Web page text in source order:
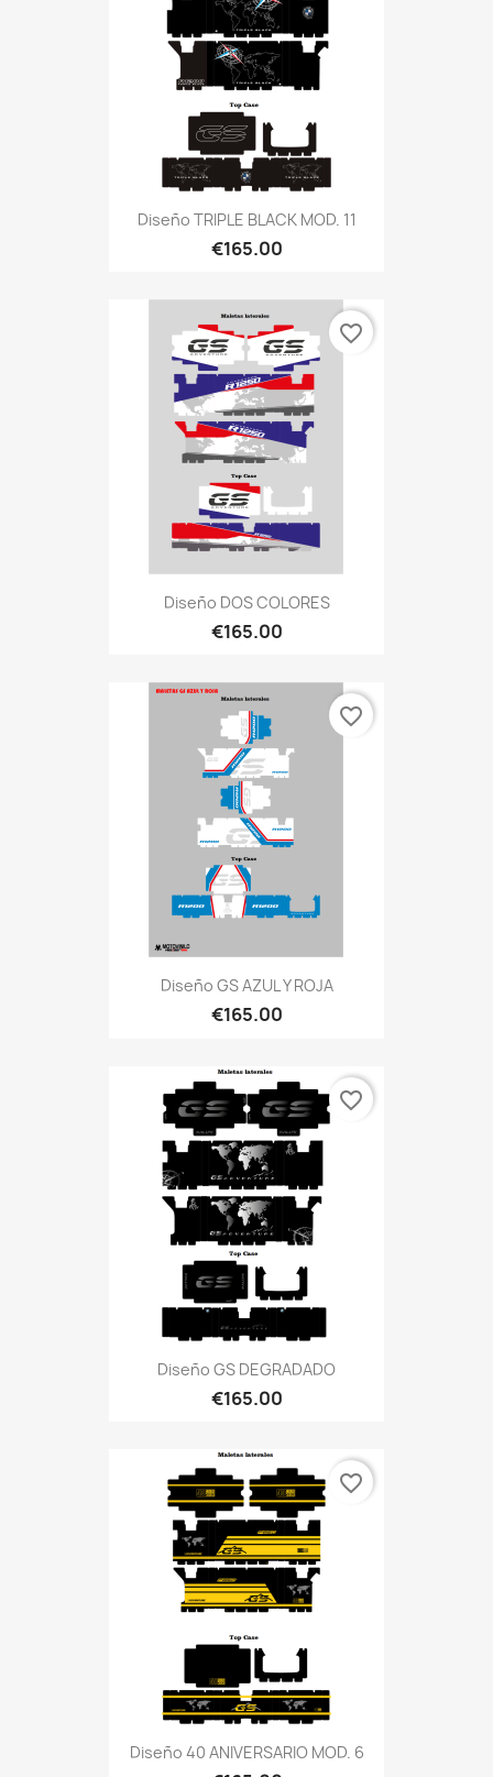
Diseño TRIPLE BLACK MOD. 11
€165.00
Diseño DOS COLORES
€165.00
favorite_border
Diseño GS AZUL Y ROJA
€165.00
favorite_border
Diseño GS DEGRADADO
€165.00
favorite_border
Diseño 40 ANIVERSARIO MOD. 6
favorite_border